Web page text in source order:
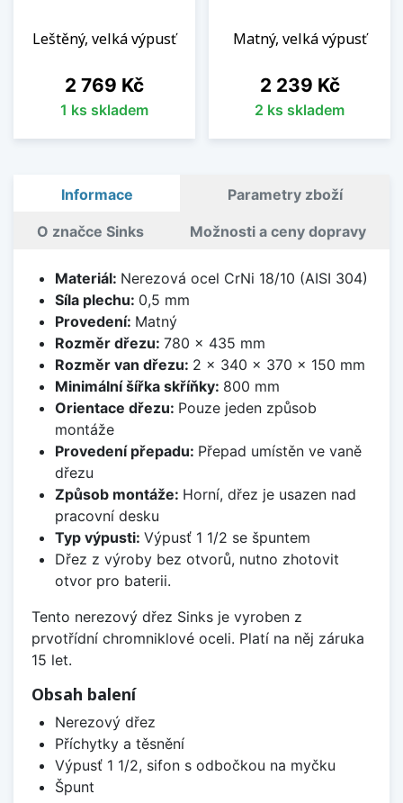
Leštěný, velká výpusť
Cena
2 769 Kč
1 ks skladem
Matný, velká výpusť
Cena
2 239 Kč
2 ks skladem
Informace Parametry zboží
O značce Sinks Možnosti a ceny dopravy
Materiál: Nerezová ocel CrNi 18/10 (AISI 304)
Síla plechu: 0,5 mm
Provedení: Matný
Rozměr dřezu: 780 x 435 mm
Rozměr van dřezu: 2 x 340 x 370 x 150 mm
Minimální šířka skříňky: 800 mm
Orientace dřezu: Pouze jeden způsob
montáže
Provedení přepadu: Přepad umístěn ve vaně
dřezu
Způsob montáže: Horní, dřez je usazen nad
pracovní desku
Typ výpusti: Výpusť 1 1/2 se špuntem
Dřez z výroby bez otvorů, nutno zhotovit
otvor pro baterii.
Tento nerezový dřez Sinks je vyroben z
prvotřídní chromniklové oceli. Platí na něj záruka
15 let.
Obsah balení
Nerezový dřez
Příchytky a těsnění
Výpusť 1 1/2, sifon s odbočkou na myčku
Špunt